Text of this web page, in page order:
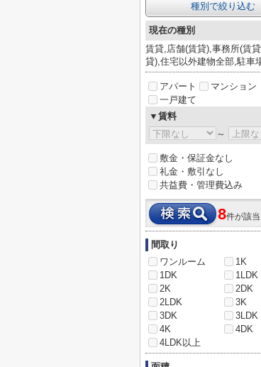
種別で絞り込む
現在の種別
賃貸,店舗(賃貸),事務所(賃
貸),住宅以外建物全部,駐車
アパート
マンション
一戸建て
▼賃料
～
敷金・保証金なし
礼金・敷引なし
共益費・管理費込み
8件が該当
間取り
ワンルーム
1K
1DK
1LDK
2K
2DK
2LDK
3K
3DK
3LDK
4K
4DK
4LDK以上